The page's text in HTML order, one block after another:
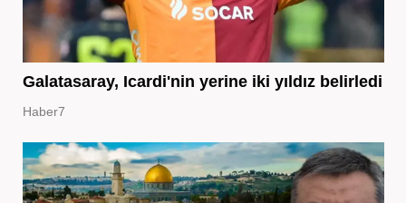
Galatasaray, Icardi'nin yerine iki yıldız belirledi
Haber7